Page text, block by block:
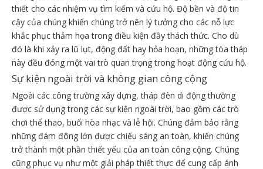
thiết cho các nhiệm vụ tìm kiếm và cứu hộ. Độ bền và độ tin
cậy của chúng khiến chúng trở nên lý tưởng cho các nỗ lực
khắc phục thảm họa trong điều kiện đầy thách thức. Cho dù
đó là khi xảy ra lũ lụt, động đất hay hỏa hoạn, những tòa tháp
này đều đóng một vai trò quan trọng trong hoạt động cứu hộ.
Sự kiện ngoài trời và không gian công cộng
Ngoài các công trường xây dựng, tháp đèn di động thường
được sử dụng trong các sự kiện ngoài trời, bao gồm các trò
chơi thể thao, buổi hòa nhạc và lễ hội. Chúng đảm bảo rằng
những đám đông lớn được chiếu sáng an toàn, khiến chúng
trở thành một phần thiết yếu của an toàn công cộng. Chúng
cũng phục vụ như một giải pháp thiết thực để cung cấp ánh